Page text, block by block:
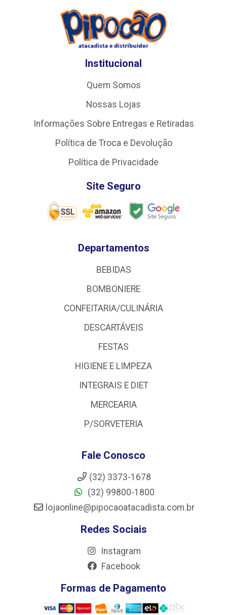
Institucional
Quem Somos
Nossas Lojas
Informações Sobre Entregas e Retiradas
Política de Troca e Devolução
Política de Privacidade
Site Seguro
Departamentos
BEBIDAS
BOMBONIERE
CONFEITARIA/CULINÁRIA
DESCARTÁVEIS
FESTAS
HIGIENE E LIMPEZA
INTEGRAIS E DIET
MERCEARIA
P/SORVETERIA
Fale Conosco
(32) 3373-1678
(32) 99800-1800
lojaonline@pipocaoatacadista.com.br
Redes Sociais
Instagram
Facebook
Formas de Pagamento